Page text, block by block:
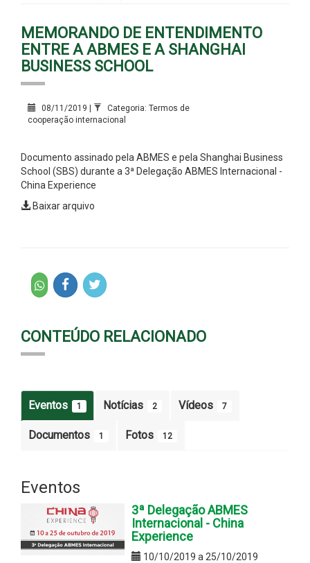
MEMORANDO DE ENTENDIMENTO
ENTRE A ABMES E A SHANGHAI
BUSINESS SCHOOL
08/11/2019 |
Categoria: Termos de
cooperação internacional
Documento assinado pela ABMES e pela Shanghai Business
School (SBS) durante a 3ª Delegação ABMES Internacional -
China Experience
Baixar arquivo
CONTEÚDO RELACIONADO
Eventos 1 Notícias 2 Vídeos 7
Documentos 1 Fotos 12
Eventos
3ª Delegação ABMES
Internacional - China
Experience
10/10/2019 a 25/10/2019